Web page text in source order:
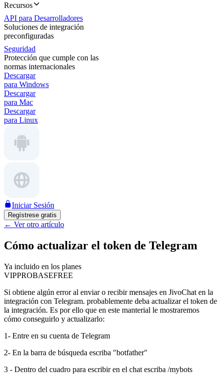
Recursos
API para Desarrolladores
Soluciones de integración
preconfiguradas
Seguridad
Protección que cumple con las
normas internacionales
Descargar
para Windows
Descargar
para Mac
Descargar
para Linux
Iniciar Sesión
Regístrese gratis
← Ver otro artículo
Cómo actualizar el token de Telegram
Ya incluido en los planes
VIPPROBASEFREE
Si obtiene algún error al enviar o recibir mensajes en JivoChat en la
integración con Telegram. probablemente deba actualizar el token de
la integración. Es por ello que en este manterial le mostraremos
cómo conseguirlo y actualizarlo:
1- Entre en su cuenta de Telegram
2- En la barra de búsqueda escriba "botfather"
3 - Dentro del cuadro para escribir en el chat escriba /mybots